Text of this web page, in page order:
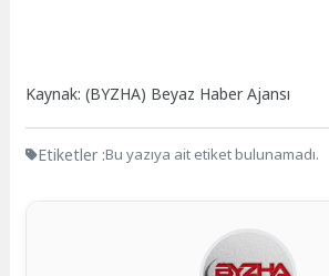
Kaynak: (BYZHA) Beyaz Haber Ajansı
Etiketler :Bu yazıya ait etiket bulunamadı.